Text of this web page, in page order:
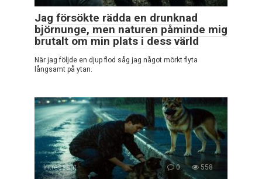
Jag försökte rädda en drunknad
björnunge, men naturen påminde mig
brutalt om min plats i dess värld
När jag följde en djup flod såg jag något mörkt flyta
långsamt på ytan.
Intressant 0 558